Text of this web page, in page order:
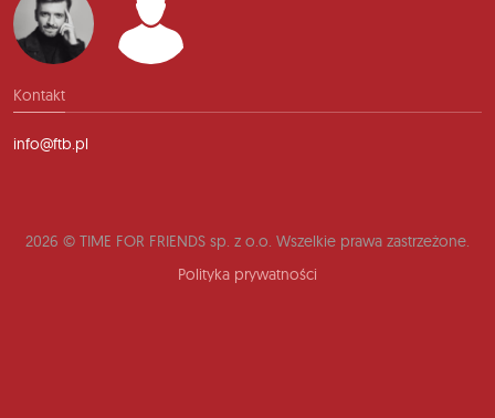
Kontakt
info@ftb.pl
2026 © TIME FOR FRIENDS sp. z o.o. Wszelkie prawa zastrzeżone.
Polityka prywatności